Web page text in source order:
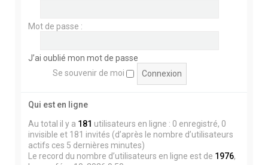
POUR NE PAS PERDRE VOTRE TEMPS ET
SOLUTION ..
En haut à gauche au dessus du Chat , accès rapide
, messages non lus, puis cliquer sur Marquer tout
messages indésirables .....
Mot de passe :
J’ai oublié mon mot de passe
Se souvenir de moi
Qui est en ligne
Au total il y a 181 utilisateurs en ligne : 0 enregistré, 0
invisible et 181 invités (d’après le nombre d’utilisateurs
actifs ces 5 dernières minutes)
Le record du nombre d’utilisateurs en ligne est de 1976,